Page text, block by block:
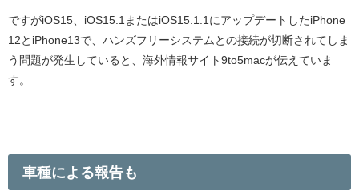
ですがiOS15、iOS15.1またはiOS15.1.1にアップデートしたiPhone
12とiPhone13で、ハンズフリーシステムとの接続が切断されてしま
う問題が発生していると、海外情報サイト9to5macが伝えていま
す。
車種による報告も